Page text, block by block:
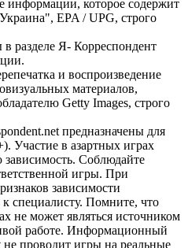
информации, которое содержит
EPA / UPG, строго
разделе Я- Корреспондент
и воспроизведение
материалов,
Getty Images, строго
предназначены для
Участие в азартных играх
Соблюдайте
игры. При
зависимости
специалисту. Помните, что
не может являться источником
работе. Информационный
не проводит игры на реальные